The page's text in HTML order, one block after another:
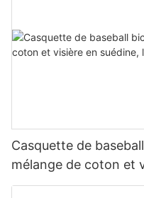
Casquette de
mélange de coton et
personnalisé